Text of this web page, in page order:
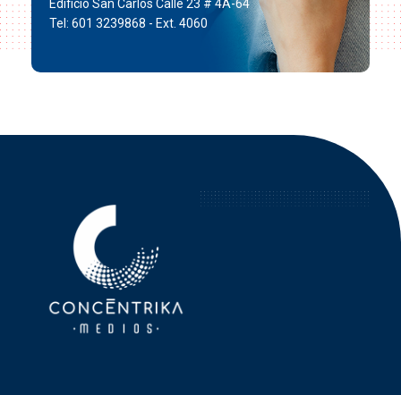
Edificio San Carlos Calle 23 # 4A-64
Tel: 601 3239868 - Ext. 4060